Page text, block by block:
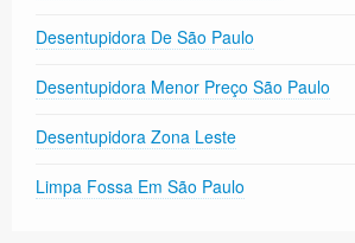
Desentupidora De São Paulo
Desentupidora Menor Preço São Paulo
Desentupidora Zona Leste
Limpa Fossa Em São Paulo